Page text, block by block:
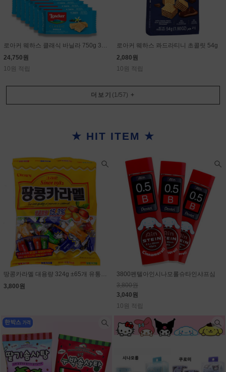
로아커 웨하스 클래식 바닐라 750g 30g×25개
24,750원
10원 적립
로아커 웨하스 콰드라티니 초콜릿 54g
2,080원
10원 적립
더보기 (1/57) +
★ HIT ITEM ★
땅콩카라멜 대용량 324g ±65개 유통기한 임박할인(9월11일)
3,800원
3800펜텔아인시나모롤슈타인샤프심
3,800원
3,040원
10원 적립